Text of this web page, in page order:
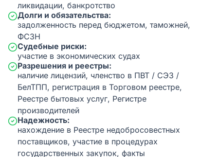
ликвидации, банкротство
Долги и обязательства:
задолженность перед бюджетом, таможней,
ФСЗН
Судебные риски:
участие в экономических судах
Разрешения и реестры:
наличие лицензий, членство в ПВТ / СЭЗ /
БелТПП, регистрация в Торговом реестре,
Реестре бытовых услуг, Регистре
производителей
Надежность:
нахождение в Реестре недобросовестных
поставщиков, участие в процедурах
государственных закупок, факты